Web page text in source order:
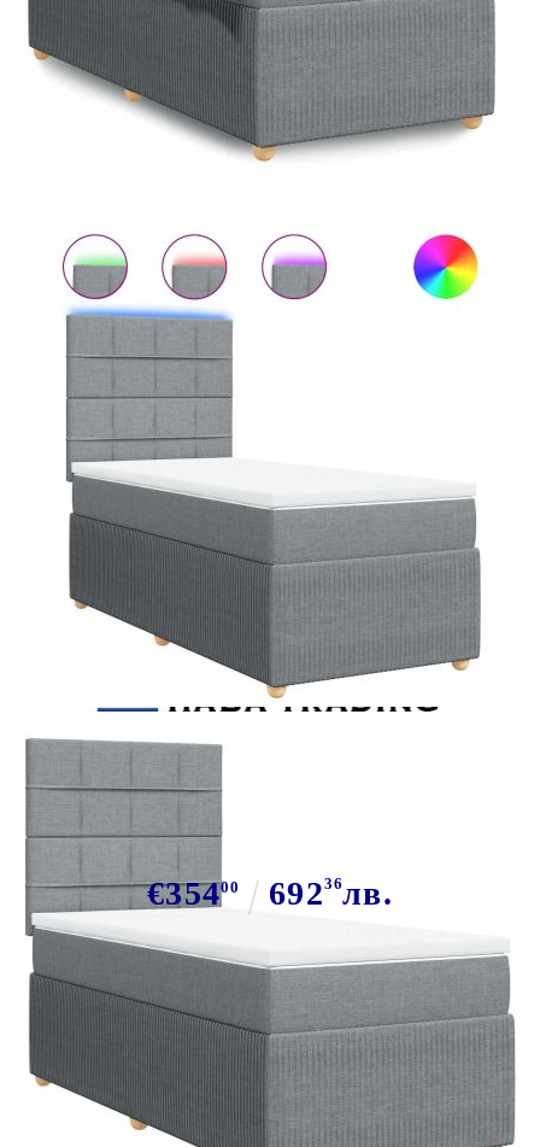
светлосиво, 80x200 см, плат
€35400 69236лв.
В наличност: 55 бр.
Време за доставка: 5 до 9 дни
Безплатна доставка до адрес при плащане по банков път